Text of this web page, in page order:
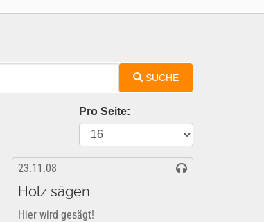
SUCHE
Pro Seite:
23.11.08
Holz sägen
Hier wird gesägt!